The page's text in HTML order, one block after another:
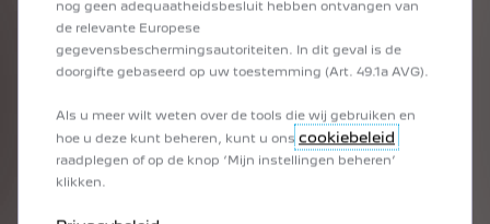
Vanaf€ 329/ maand
Met een laatste afbetaling
van€ 13 928,25 incl. BTW
ONTDEK ONZE AANBIEDINGEN
ALLES ACCEPTEREN